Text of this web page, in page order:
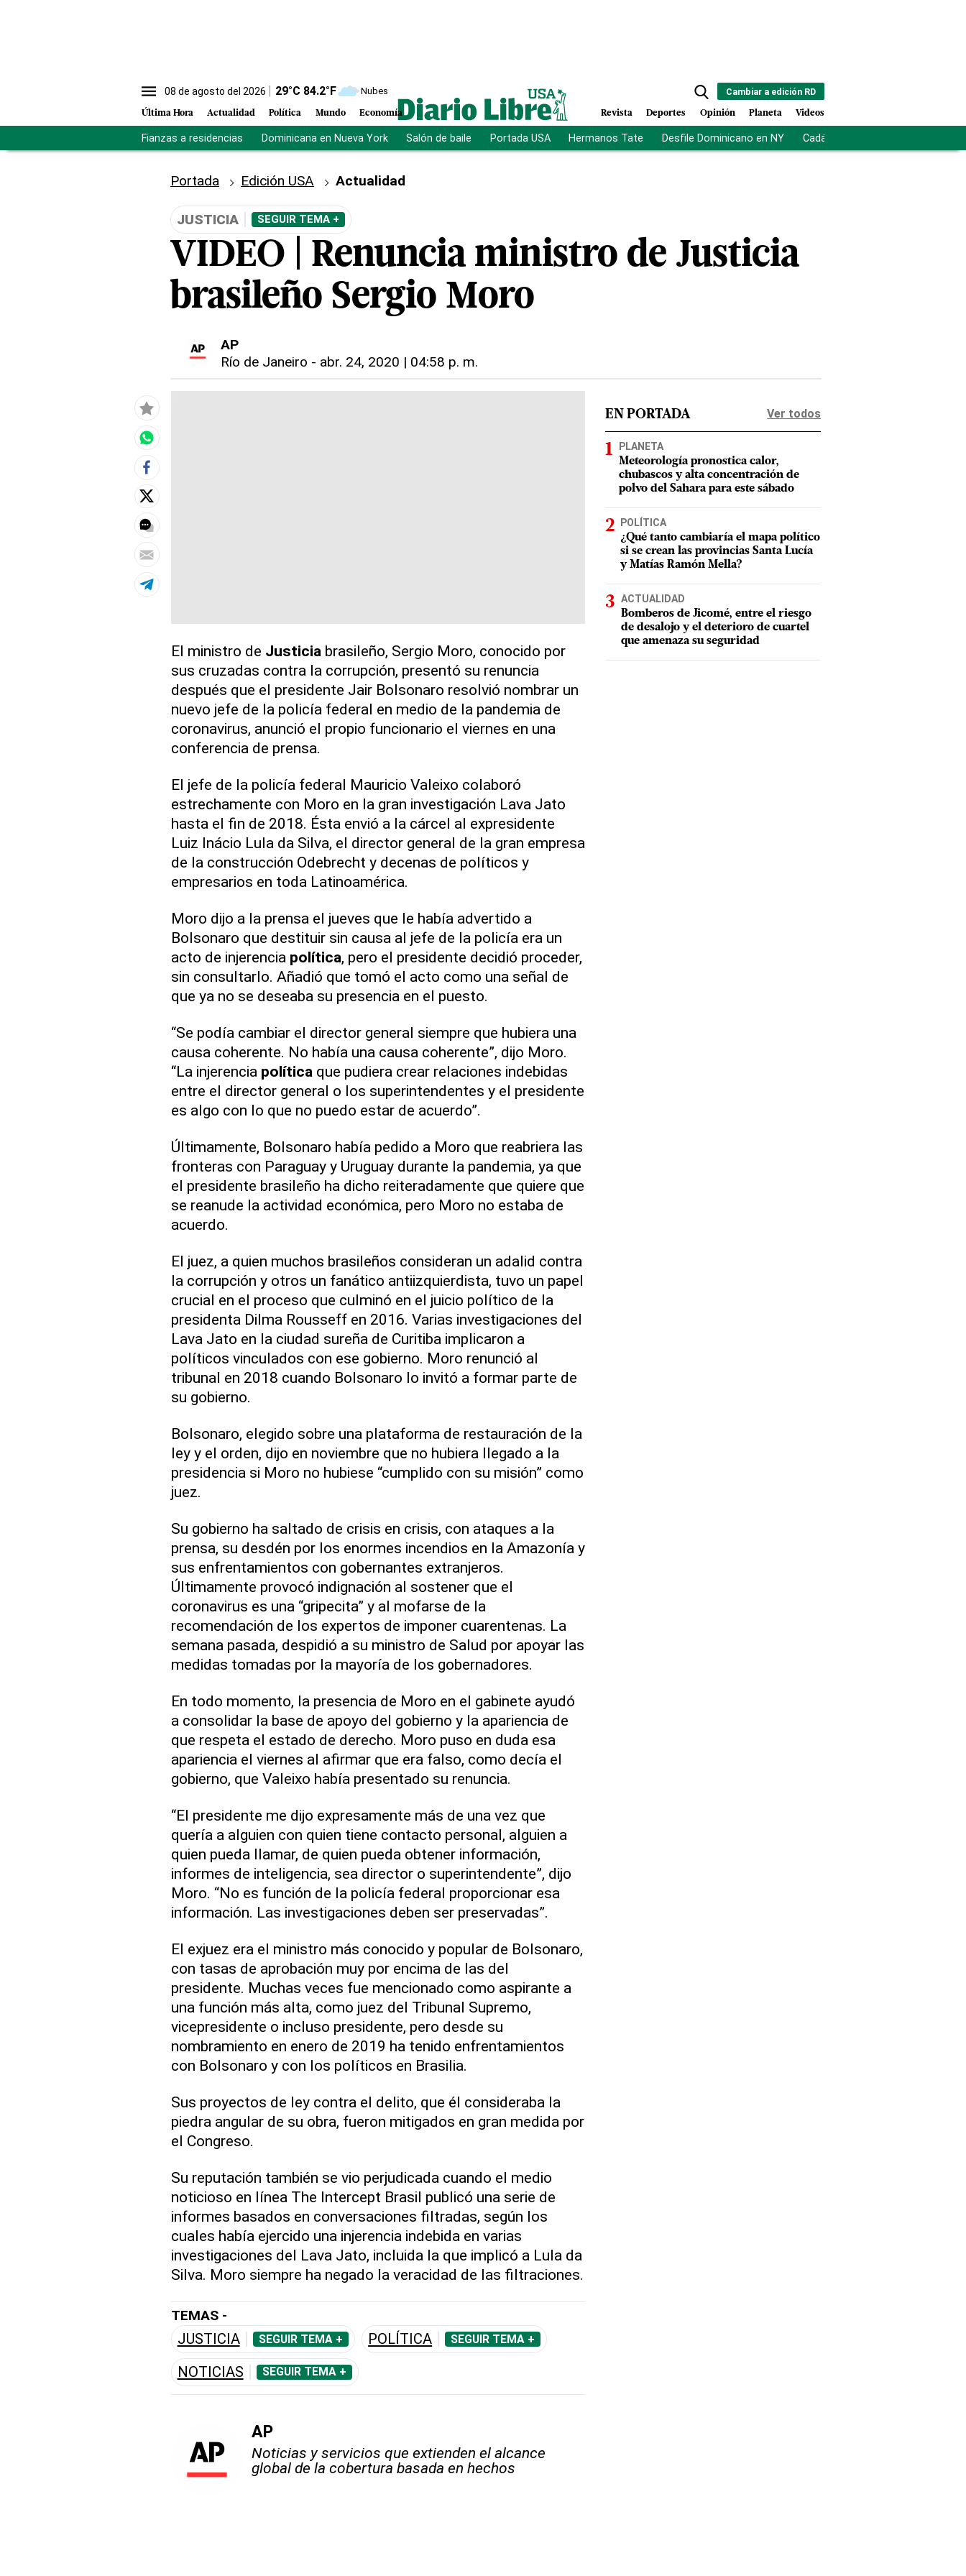
08 de agosto del 2026 29°C 84.2°F Nubes
Última Hora Actualidad Política Mundo Economía
Cambiar a edición RD
Revista Deportes Opinión Planeta Videos
Fianzas a residencias Dominicana en Nueva York Salón de baile Portada USA Hermanos Tate Desfile Dominicano en NY Cadáveres en Chicago
Portada Edición USA Actualidad
JUSTICIA SEGUIR TEMA +
VIDEO | Renuncia ministro de Justicia
brasileño Sergio Moro
AP
Río de Janeiro - abr. 24, 2020 | 04:58 p. m.
El ministro de Justiciabrasileño, Sergio Moro, conocido por
sus cruzadas contra la corrupción, presentó su renuncia
después que el presidente Jair Bolsonaro resolvió nombrar un
nuevo jefe de la policía federal en medio de la pandemia de
coronavirus, anunció el propio funcionario el viernes en una
conferencia de prensa.
El jefe de la policía federal Mauricio Valeixo colaboró
estrechamente con Moro en la gran investigación Lava Jato
hasta el fin de 2018. Ésta envió a la cárcel al expresidente
Luiz Inácio Lula da Silva, el director general de la gran empresa
de la construcción Odebrecht y decenas de políticos y
empresarios en toda Latinoamérica.
Moro dijo a la prensa el jueves que le había advertido a
Bolsonaro que destituir sin causa al jefe de la policía era un
acto de injerencia política, pero el presidente decidió proceder,
sin consultarlo. Añadió que tomó el acto como una señal de
que ya no se deseaba su presencia en el puesto.
“Se podía cambiar el director general siempre que hubiera una
causa coherente. No había una causa coherente”, dijo Moro.
“La injerencia políticaque pudiera crear relaciones indebidas
entre el director general o los superintendentes y el presidente
es algo con lo que no puedo estar de acuerdo”.
Últimamente, Bolsonaro había pedido a Moro que reabriera las
fronteras con Paraguay y Uruguay durante la pandemia, ya que
el presidente brasileño ha dicho reiteradamente que quiere que
se reanude la actividad económica, pero Moro no estaba de
acuerdo.
El juez, a quien muchos brasileños consideran un adalid contra
la corrupción y otros un fanático antiizquierdista, tuvo un papel
crucial en el proceso que culminó en el juicio político de la
presidenta Dilma Rousseff en 2016. Varias investigaciones del
Lava Jato en la ciudad sureña de Curitiba implicaron a
políticos vinculados con ese gobierno. Moro renunció al
tribunal en 2018 cuando Bolsonaro lo invitó a formar parte de
su gobierno.
Bolsonaro, elegido sobre una plataforma de restauración de la
ley y el orden, dijo en noviembre que no hubiera llegado a la
presidencia si Moro no hubiese “cumplido con su misión” como
juez.
Su gobierno ha saltado de crisis en crisis, con ataques a la
prensa, su desdén por los enormes incendios en la Amazonía y
sus enfrentamientos con gobernantes extranjeros.
Últimamente provocó indignación al sostener que el
coronavirus es una “gripecita” y al mofarse de la
recomendación de los expertos de imponer cuarentenas. La
semana pasada, despidió a su ministro de Salud por apoyar las
medidas tomadas por la mayoría de los gobernadores.
En todo momento, la presencia de Moro en el gabinete ayudó
a consolidar la base de apoyo del gobierno y la apariencia de
que respeta el estado de derecho. Moro puso en duda esa
apariencia el viernes al afirmar que era falso, como decía el
gobierno, que Valeixo había presentado su renuncia.
“El presidente me dijo expresamente más de una vez que
quería a alguien con quien tiene contacto personal, alguien a
quien pueda llamar, de quien pueda obtener información,
informes de inteligencia, sea director o superintendente”, dijo
Moro. “No es función de la policía federal proporcionar esa
información. Las investigaciones deben ser preservadas”.
El exjuez era el ministro más conocido y popular de Bolsonaro,
con tasas de aprobación muy por encima de las del
presidente. Muchas veces fue mencionado como aspirante a
una función más alta, como juez del Tribunal Supremo,
vicepresidente o incluso presidente, pero desde su
nombramiento en enero de 2019 ha tenido enfrentamientos
con Bolsonaro y con los políticos en Brasilia.
Sus proyectos de ley contra el delito, que él consideraba la
piedra angular de su obra, fueron mitigados en gran medida por
el Congreso.
Su reputación también se vio perjudicada cuando el medio
noticioso en línea The Intercept Brasil publicó una serie de
informes basados en conversaciones filtradas, según los
cuales había ejercido una injerencia indebida en varias
investigaciones del Lava Jato, incluida la que implicó a Lula da
Silva. Moro siempre ha negado la veracidad de las filtraciones.
TEMAS -
JUSTICIA SEGUIR TEMA + POLÍTICA SEGUIR TEMA +
NOTICIAS SEGUIR TEMA +
AP
Noticias y servicios que extienden el alcance
global de la cobertura basada en hechos
EN PORTADA Ver todos
PLANETA
Meteorología pronostica calor,
chubascos y alta concentración de
polvo del Sahara para este sábado
POLÍTICA
¿Qué tanto cambiaría el mapa político
si se crean las provincias Santa Lucía
y Matías Ramón Mella?
ACTUALIDAD
Bomberos de Jicomé, entre el riesgo
de desalojo y el deterioro de cuartel
que amenaza su seguridad